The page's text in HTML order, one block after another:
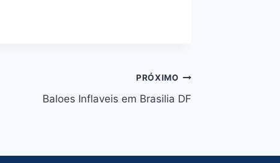
PRÓXIMO
Baloes Inflaveis em Brasilia DF